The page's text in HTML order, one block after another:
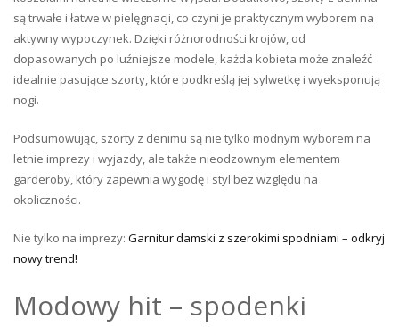
są trwałe i łatwe w pielęgnacji, co czyni je praktycznym wyborem na
aktywny wypoczynek. Dzięki różnorodności krojów, od
dopasowanych po luźniejsze modele, każda kobieta może znaleźć
idealnie pasujące szorty, które podkreślą jej sylwetkę i wyeksponują
nogi.
Podsumowując, szorty z denimu są nie tylko modnym wyborem na
letnie imprezy i wyjazdy, ale także nieodzownym elementem
garderoby, który zapewnia wygodę i styl bez względu na
okoliczności.
Nie tylko na imprezy: Garnitur damski z szerokimi spodniami – odkryj
nowy trend!
Modowy hit – spodenki